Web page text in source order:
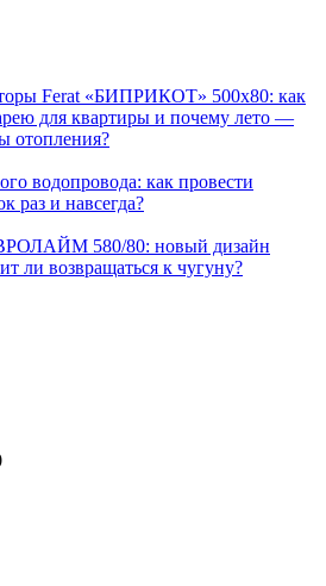
Ferat «БИПРИКОТ» 500x80: как
для квартиры и почему лето —
отопления?
водопровода: как провести
раз и навсегда?
580/80: новый дизайн
ли возвращаться к чугуну?